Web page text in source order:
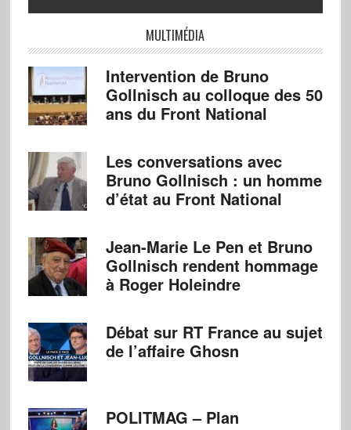
MULTIMÉDIA
Intervention de Bruno
Gollnisch au colloque des 50
ans du Front National
Les conversations avec
Bruno Gollnisch : un homme
d’état au Front National
Jean-Marie Le Pen et Bruno
Gollnisch rendent hommage
à Roger Holeindre
Débat sur RT France au sujet
de l’affaire Ghosn
POLITMAG – Plan